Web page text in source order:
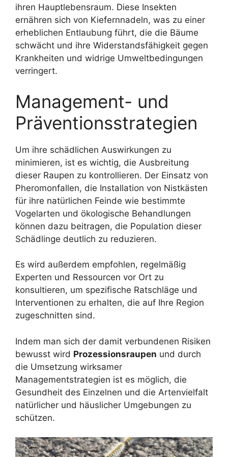
ihren Hauptlebensraum. Diese Insekten
ernähren sich von Kiefernnadeln, was zu einer
erheblichen Entlaubung führt, die die Bäume
schwächt und ihre Widerstandsfähigkeit gegen
Krankheiten und widrige Umweltbedingungen
verringert.
Management- und
Präventionsstrategien
Um ihre schädlichen Auswirkungen zu
minimieren, ist es wichtig, die Ausbreitung
dieser Raupen zu kontrollieren. Der Einsatz von
Pheromonfallen, die Installation von Nistkästen
für ihre natürlichen Feinde wie bestimmte
Vogelarten und ökologische Behandlungen
können dazu beitragen, die Population dieser
Schädlinge deutlich zu reduzieren.
Es wird außerdem empfohlen, regelmäßig
Experten und Ressourcen vor Ort zu
konsultieren, um spezifische Ratschläge und
Interventionen zu erhalten, die auf Ihre Region
zugeschnitten sind.
Indem man sich der damit verbundenen Risiken
bewusst wird Prozessionsraupen und durch
die Umsetzung wirksamer
Managementstrategien ist es möglich, die
Gesundheit des Einzelnen und die Artenvielfalt
natürlicher und häuslicher Umgebungen zu
schützen.